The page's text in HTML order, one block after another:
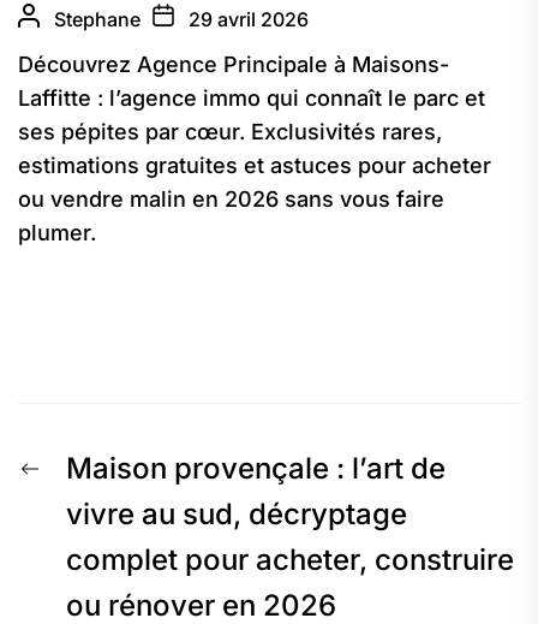
Stephane 29 avril 2026
Découvrez Agence Principale à Maisons-
Laffitte : l’agence immo qui connaît le parc et
ses pépites par cœur. Exclusivités rares,
estimations gratuites et astuces pour acheter
ou vendre malin en 2026 sans vous faire
plumer.
Navigation
de
l’article
Previous
post:
Maison provençale : l’art de
vivre au sud, décryptage
complet pour acheter, construire
ou rénover en 2026